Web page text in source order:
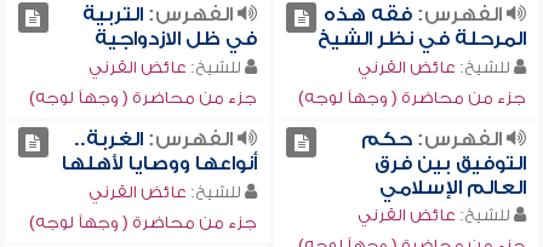
الفهرس:فقه هذه
المرحلة في نظر الشيخ
للشيخ: عائض القرني
جزء من محاضرة ( وجهاً لوجه)
الفهرس:التربية
في ظل الازدواجية
للشيخ: عائض القرني
جزء من محاضرة ( وجهاً لوجه)
الفهرس:حكم
التوفيق بين فرق
العالم الإسلامي
للشيخ: عائض القرني
الفهرس:الغربة..
أنواعها ووصايا لأهلها
للشيخ: عائض القرني
جزء من محاضرة ( وجهاً لوجه)